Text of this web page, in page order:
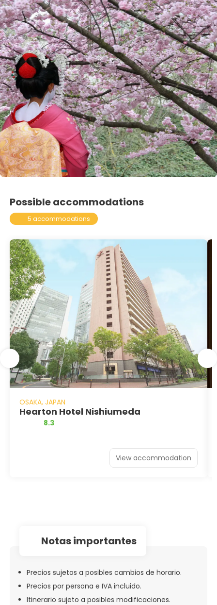
Possible accommodations
5 accommodations
OSAKA, JAPAN
Hearton Hotel Nishiumeda
8.3
View accommodation
notas importantes
Precios sujetos a posibles cambios de horario.
Precios por persona e IVA incluido.
Itinerario sujeto a posibles modificaciones.